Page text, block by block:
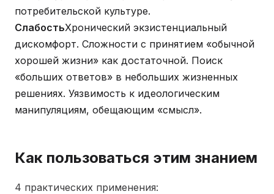
потребительской культуре.
СлабостьХронический экзистенциальный
дискомфорт. Сложности с принятием «обычной
хорошей жизни» как достаточной. Поиск
«больших ответов» в небольших жизненных
решениях. Уязвимость к идеологическим
манипуляциям, обещающим «смысл».
Как пользоваться этим знанием
4 практических применения: